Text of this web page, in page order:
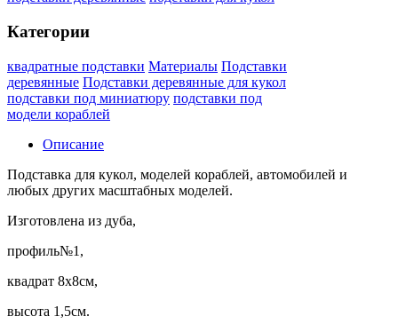
Категории
квадратные подставки Материалы Подставки
деревянные Подставки деревянные для кукол
подставки под миниатюру подставки под
модели кораблей
Описание
Подставка для кукол, моделей кораблей, автомобилей и
любых других масштабных моделей.
Изготовлена из дуба,
профиль№1,
квадрат 8х8см,
высота 1,5см.